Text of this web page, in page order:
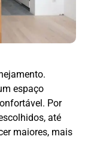
espaço
Por
até
maiores, mais